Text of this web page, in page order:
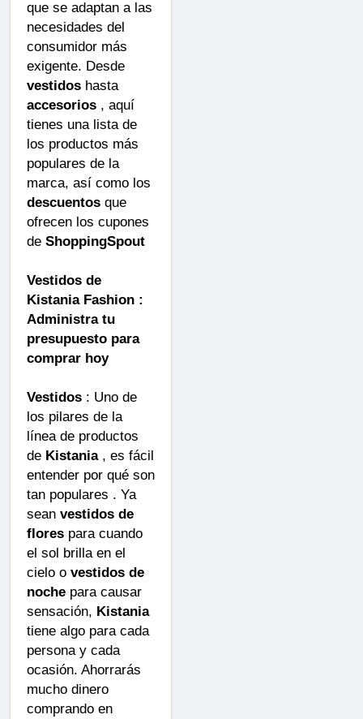
que se adaptan a las
necesidades del
consumidor más
exigente. Desde
vestidos hasta
accesorios , aquí
tienes una lista de
los productos más
populares de la
marca, así como los
descuentos que
ofrecen los cupones
de ShoppingSpout
Vestidos de
Kistania Fashion :
Administra tu
presupuesto para
comprar hoy
Vestidos : Uno de
los pilares de la
línea de productos
de Kistania, es fácil
entender por qué son
tan populares . Ya
sean vestidos de
flores para cuando
el sol brilla en el
cielo o vestidos de
noche para causar
sensación, Kistania
tiene algo para cada
persona y cada
ocasión. Ahorrarás
mucho dinero
comprando en